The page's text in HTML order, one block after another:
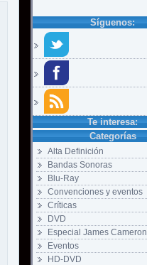
Síguenos:
Te interesa:
Categorías
Alta Definición
Bandas Sonoras
Blu-Ray
Convenciones y eventos
Críticas
DVD
Especial James Cameron
Eventos
HD-DVD